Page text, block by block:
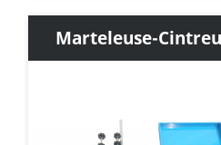
Marteleuse-